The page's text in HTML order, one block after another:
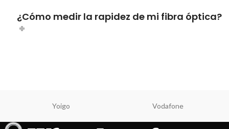
¿Cómo medir la rapidez de mi fibra óptica?
Yoigo Vodafone